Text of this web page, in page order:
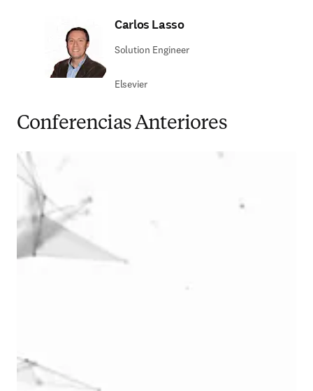
Carlos Lasso​
Solution Engineer​
Elsevier
Conferencias Anteriores